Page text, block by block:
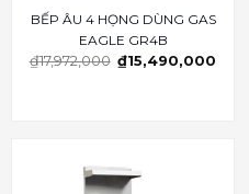
BẾP ÂU 4 HỌNG DÙNG GAS
EAGLE GR4B
₫17,972,000 ₫15,490,000